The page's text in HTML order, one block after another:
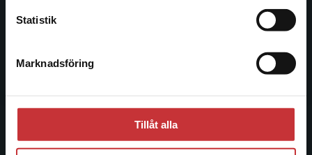
Statistik
Marknadsföring
Tillåt alla
046-31 20 00
Postadress:
Box 141
Åkergränden 1